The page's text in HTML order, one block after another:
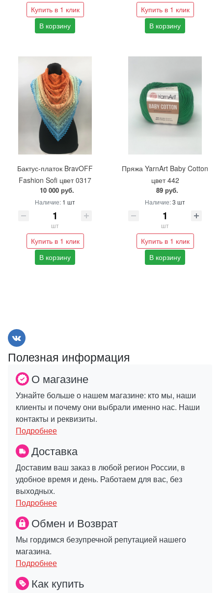
Купить в 1 клик
В корзину
Купить в 1 клик
В корзину
Бактус-платок BravOFF
Fashion Sofi цвет 0317
10 000 руб.
Наличие: 1 шт
шт
Купить в 1 клик
В корзину
Пряжа YarnArt Baby Cotton
цвет 442
89 руб.
Наличие:3 шт
шт
Купить в 1 клик
В корзину
Полезная информация
О магазине
Узнайте больше о нашем магазине: кто мы, наши
клиенты и почему они выбрали именно нас. Наши
контакты и реквизиты.
Подробнее
Доставка
Доставим ваш заказ в любой регион России, в
удобное время и день. Работаем для вас, без
выходных.
Подробнее
Обмен и Возврат
Мы гордимся безупречной репутацией нашего
магазина.
Подробнее
Как купить